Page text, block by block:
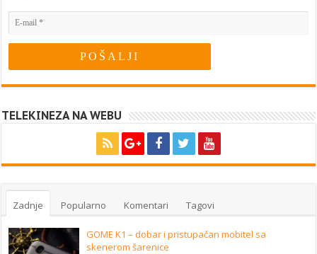
TELEKINEZA NA WEBU
Zadnje Popularno Komentari Tagovi
GOME K1 – dobar i pristupačan mobitel sa
skenerom šarenice